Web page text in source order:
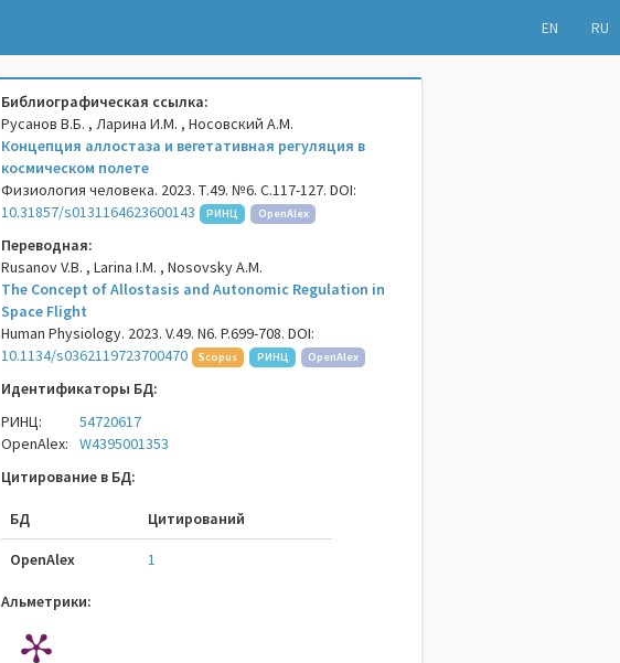
EN RU
Библиографическая ссылка:
Русанов В.Б. , Ларина И.М. , Носовский А.М.
Концепция аллостаза и вегетативная регуляция в
космическом полете
Физиология человека. 2023. Т.49. №6. С.117-127. DOI:
10.31857/s0131164623600143
РИНЦ OpenAlex
Переводная:
Rusanov V.B. , Larina I.M. , Nosovsky A.M.
The Concept of Allostasis and Autonomic Regulation in
Space Flight
Human Physiology. 2023. V.49. N6. P.699-708. DOI:
10.1134/s0362119723700470
Scopus РИНЦ OpenAlex
Идентификаторы БД:
РИНЦ:
54720617
OpenAlex:
W4395001353
Цитирование в БД:
БД Цитирований
OpenAlex 1
Альметрики: